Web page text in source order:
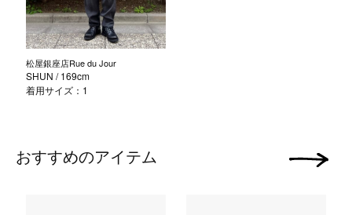
松屋銀座店Rue du Jour
SHUN / 169cm
着用サイズ：1
おすすめのアイテム 次の画像